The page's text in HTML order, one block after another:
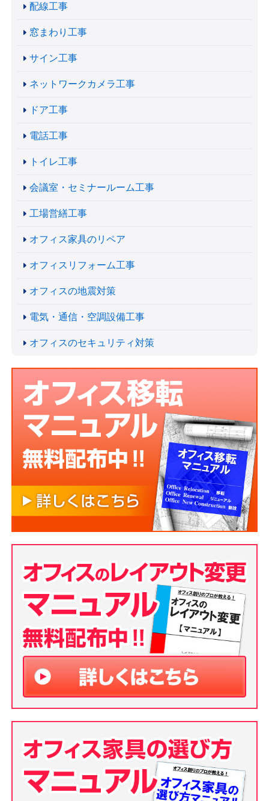
配線工事
窓まわり工事
サイン工事
ネットワークカメラ工事
ドア工事
電話工事
トイレ工事
会議室・セミナールーム工事
工場営繕工事
オフィス家具のリペア
オフィスリフォーム工事
オフィスの地震対策
電気・通信・空調設備工事
オフィスのセキュリティ対策